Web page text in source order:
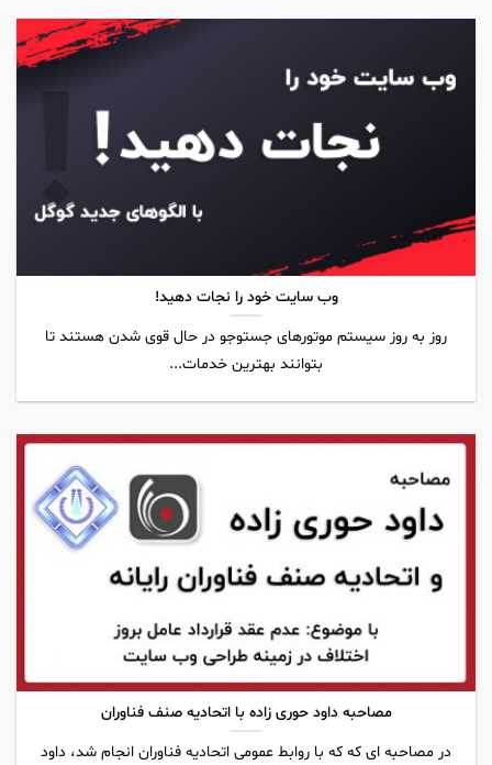
وب سایت خود را نجات دهید!
روز به روز سیستم موتورهای جستوجو در حال قوی شدن هستند تا
بتوانند بهترین خدمات...
مصاحبه داود حوری زاده با اتحادیه صنف فناوران
در مصاحبه ای که که با روابط عمومی اتحادیه فناوران انجام شد، داود